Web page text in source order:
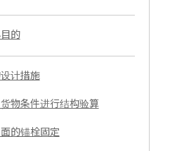
的
计措施
物条件进行结构验算
的锚栓固定